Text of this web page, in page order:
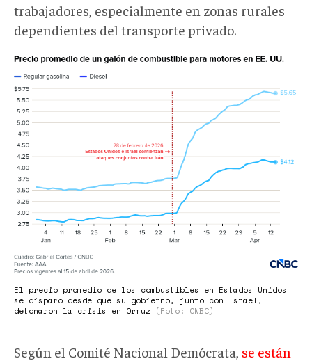
trabajadores, especialmente en zonas rurales
dependientes del transporte privado.
Precios
combustibles.png
El precio promedio de los combustibles en Estados Unidos
se disparó desde que su gobierno, junto con Israel,
detonaron la crisis en Ormuz
(Foto: CNBC)
Según el Comité Nacional Demócrata, se están